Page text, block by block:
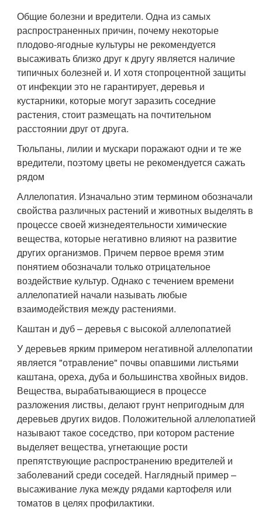
Общие болезни и вредители. Одна из самых
распространенных причин, почему некоторые
плодово-ягодные культуры не рекомендуется
высаживать близко друг к другу является наличие
типичных болезней и. И хотя стопроцентной защиты
от инфекции это не гарантирует, деревья и
кустарники, которые могут заразить соседние
растения, стоит размещать на почтительном
расстоянии друг от друга.
Тюльпаны, лилии и мускари поражают одни и те же
вредители, поэтому цветы не рекомендуется сажать
рядом
Аллелопатия. Изначально этим термином обозначали
свойства различных растений и животных выделять в
процессе своей жизнедеятельности химические
вещества, которые негативно влияют на развитие
других организмов. Причем первое время этим
понятием обозначали только отрицательное
воздействие культур. Однако с течением времени
аллелопатией начали называть любые
взаимодействия между растениями.
Каштан и дуб – деревья с высокой аллелопатией
У деревьев ярким примером негативной аллелопатии
является "отравление" почвы опавшими листьями
каштана, ореха, дуба и большинства хвойных видов.
Вещества, вырабатывающиеся в процессе
разложения листвы, делают грунт непригодным для
деревьев других видов. Положительной аллелопатией
называют такое соседство, при котором растение
выделяет вещества, угнетающие рости
препятствующие распространению вредителей и
заболеваний среди соседей. Наглядный пример –
высаживание лука между рядами картофеля или
томатов в целях профилактики.